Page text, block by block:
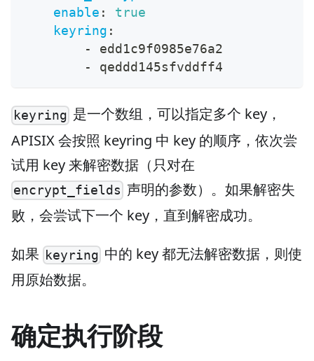
enable :
true
keyring :
-
edd1c9f0985e76a2
-
qeddd145sfvddff4
keyring 是一个数组，可以指定多个 key，
APISIX 会按照 keyring 中 key 的顺序，依次尝
试用 key 来解密数据（只对在
encrypt_fields 声明的参数）。如果解密失
败，会尝试下一个 key，直到解密成功。
如果 keyring 中的 key 都无法解密数据，则使
用原始数据。
确定执行阶段